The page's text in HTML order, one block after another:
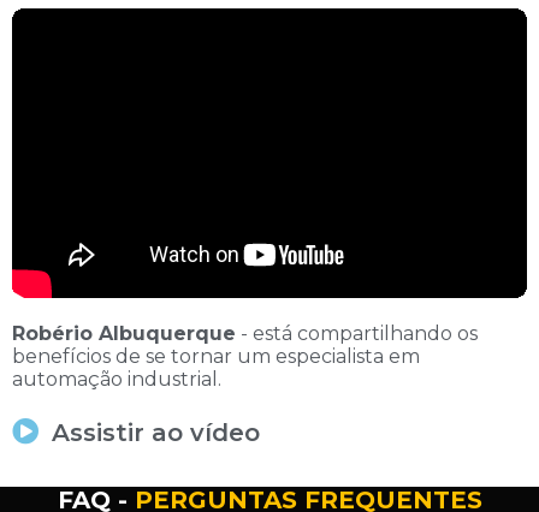
Robério Albuquerque - está compartilhando os
benefícios de se tornar um especialista em
automação industrial.
Assistir ao vídeo
FAQ - PERGUNTAS FREQUENTES